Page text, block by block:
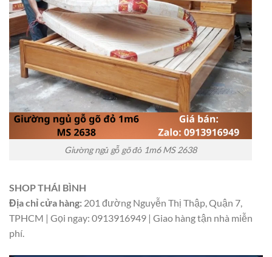
Giường ngủ gỗ gõ đỏ 1m6 MS 2638
SHOP THÁI BÌNH
Địa chỉ cửa hàng: 201 đường Nguyễn Thị Thập, Quận 7,
TPHCM | Gọi ngay: 0913916949 | Giao hàng tận nhà miễn
phí.